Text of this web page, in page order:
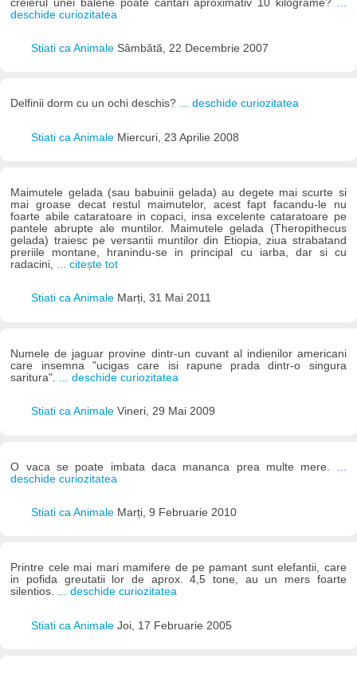
creierul unei balene poate cantari aproximativ 10 kilograme?
deschide curiozitatea
Stiati ca Animale Sâmbătă, 22 Decembrie 2007
Delfinii dorm cu un ochi deschis? ... deschide curiozitatea
Stiati ca Animale Miercuri, 23 Aprilie 2008
Maimutele gelada (sau babuinii gelada) au degete mai scurte si
mai groase decat restul maimutelor, acest fapt facandu-le nu
foarte abile cataratoare in copaci, insa excelente cataratoare pe
pantele abrupte ale muntilor. Maimutele gelada (Theropithecus
gelada) traiesc pe versantii muntilor din Etiopia, ziua strabatand
preriile montane, hranindu-se in principal cu iarba, dar si cu
radacini, ... citește tot
Stiati ca Animale Marți, 31 Mai 2011
Numele de jaguar provine dintr-un cuvant al indienilor americani
care insemna "ucigas care isi rapune prada dintr-o singura
saritura".
... deschide curiozitatea
Stiati ca Animale Vineri, 29 Mai 2009
O vaca se poate imbata daca mananca prea multe mere.
deschide curiozitatea
Stiati ca Animale Marți, 9 Februarie 2010
Printre cele mai mari mamifere de pe pamant sunt elefantii, care
in pofida greutatii lor de aprox. 4,5 tone, au un mers foarte
silentios. ... deschide curiozitatea
Stiati ca Animale Joi, 17 Februarie 2005